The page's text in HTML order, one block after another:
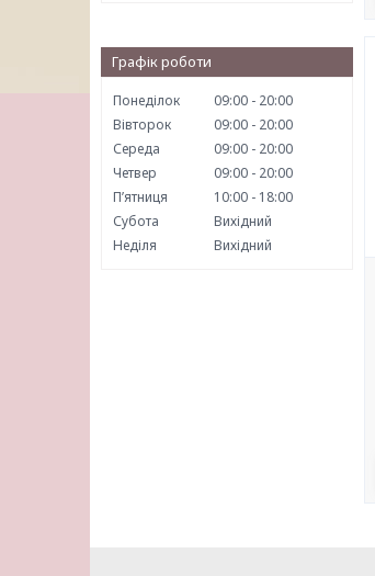
Графік роботи
Понеділок 09:00
20:00
Вівторок
09:00
20:00
Середа
09:00
20:00
Четвер
09:00
20:00
Пʼятниця
10:00
18:00
Субота
Вихідний
Неділя
Вихідний